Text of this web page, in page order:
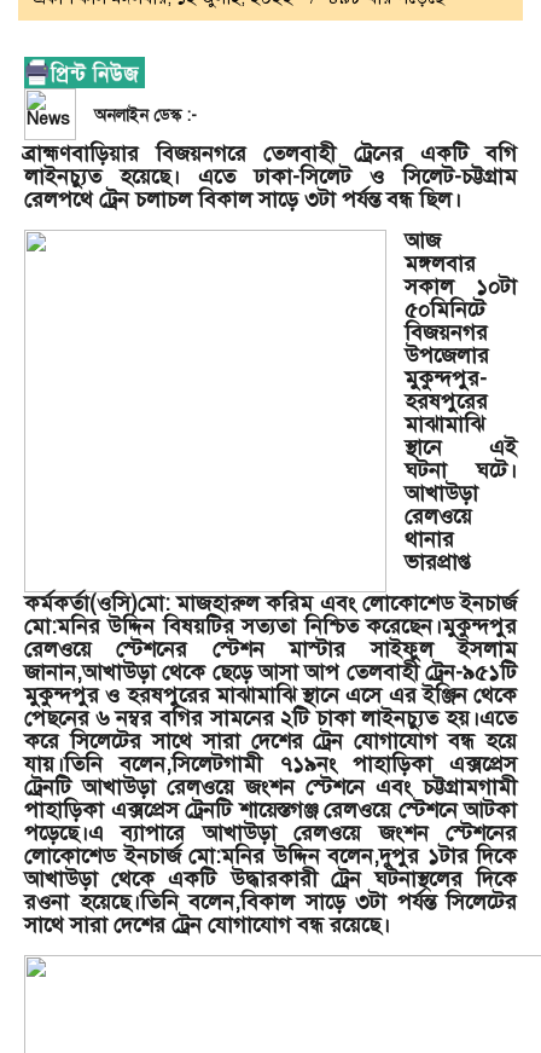
অনলাইন ডেস্ক :-
ব্রাহ্মণবাড়িয়ার বিজয়নগরে তেলবাহী ট্রেনের একটি বগি
লাইনচ্যুত হয়েছে। এতে ঢাকা-সিলেট ও সিলেট-চট্টগ্রাম
রেলপথে ট্রেন চলাচল বিকাল সাড়ে ৩টা পর্যন্ত বন্ধ ছিল।
আজ
মঙ্গলবার
সকাল ১০টা
৫০মিনিটে
বিজয়নগর
উপজেলার
মুকুন্দপুর-
হরষপুরের
মাঝামাঝি
স্থানে এই
ঘটনা ঘটে।
আখাউড়া
রেলওয়ে
থানার
ভারপ্রাপ্ত
কর্মকর্তা(ওসি)মো: মাজহারুল করিম এবং লোকোশেড ইনচার্জ
মো:মনির উদ্দিন বিষয়টির সত্যতা নিশ্চিত করেছেন।মুকুন্দপুর
রেলওয়ে স্টেশনের স্টেশন মাস্টার সাইফুল ইসলাম
জানান,আখাউড়া থেকে ছেড়ে আসা আপ তেলবাহী ট্রেন-৯৫১টি
মুকুন্দপুর ও হরষপুরের মাঝামাঝি স্থানে এসে এর ইঞ্জিন থেকে
পেছনের ৬ নম্বর বগির সামনের ২টি চাকা লাইনচ্যুত হয়।এতে
করে সিলেটের সাথে সারা দেশের ট্রেন যোগাযোগ বন্ধ হয়ে
যায়।তিনি বলেন,সিলেটগামী ৭১৯নং পাহাড়িকা এক্সপ্রেস
ট্রেনটি আখাউড়া রেলওয়ে জংশন স্টেশনে এবং চট্টগ্রামগামী
পাহাড়িকা এক্সপ্রেস ট্রেনটি শায়েস্তগঞ্জ রেলওয়ে স্টেশনে আটকা
পড়েছে।এ ব্যাপারে আখাউড়া রেলওয়ে জংশন স্টেশনের
লোকোশেড ইনচার্জ মো:মনির উদ্দিন বলেন,দুপুর ১টার দিকে
আখাউড়া থেকে একটি উদ্ধারকারী ট্রেন ঘটনাস্থলের দিকে
রওনা হয়েছে।তিনি বলেন,বিকাল সাড়ে ৩টা পর্যন্ত সিলেটের
সাথে সারা দেশের ট্রেন যোগাযোগ বন্ধ রয়েছে।